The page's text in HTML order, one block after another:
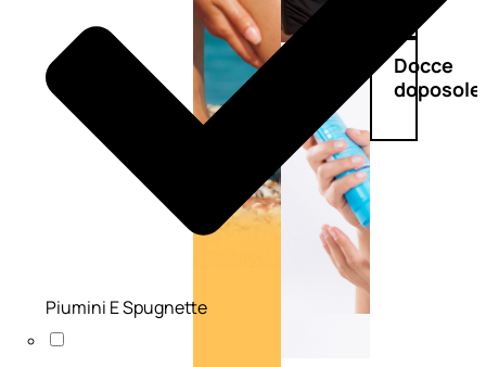
Doposole
Docce
doposole
Piumini E Spugnette